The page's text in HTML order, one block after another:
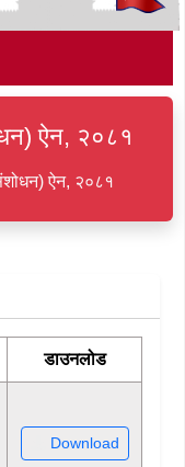
ऐन, २०८१
ऐन, २०८१
डाउनलोड
Download